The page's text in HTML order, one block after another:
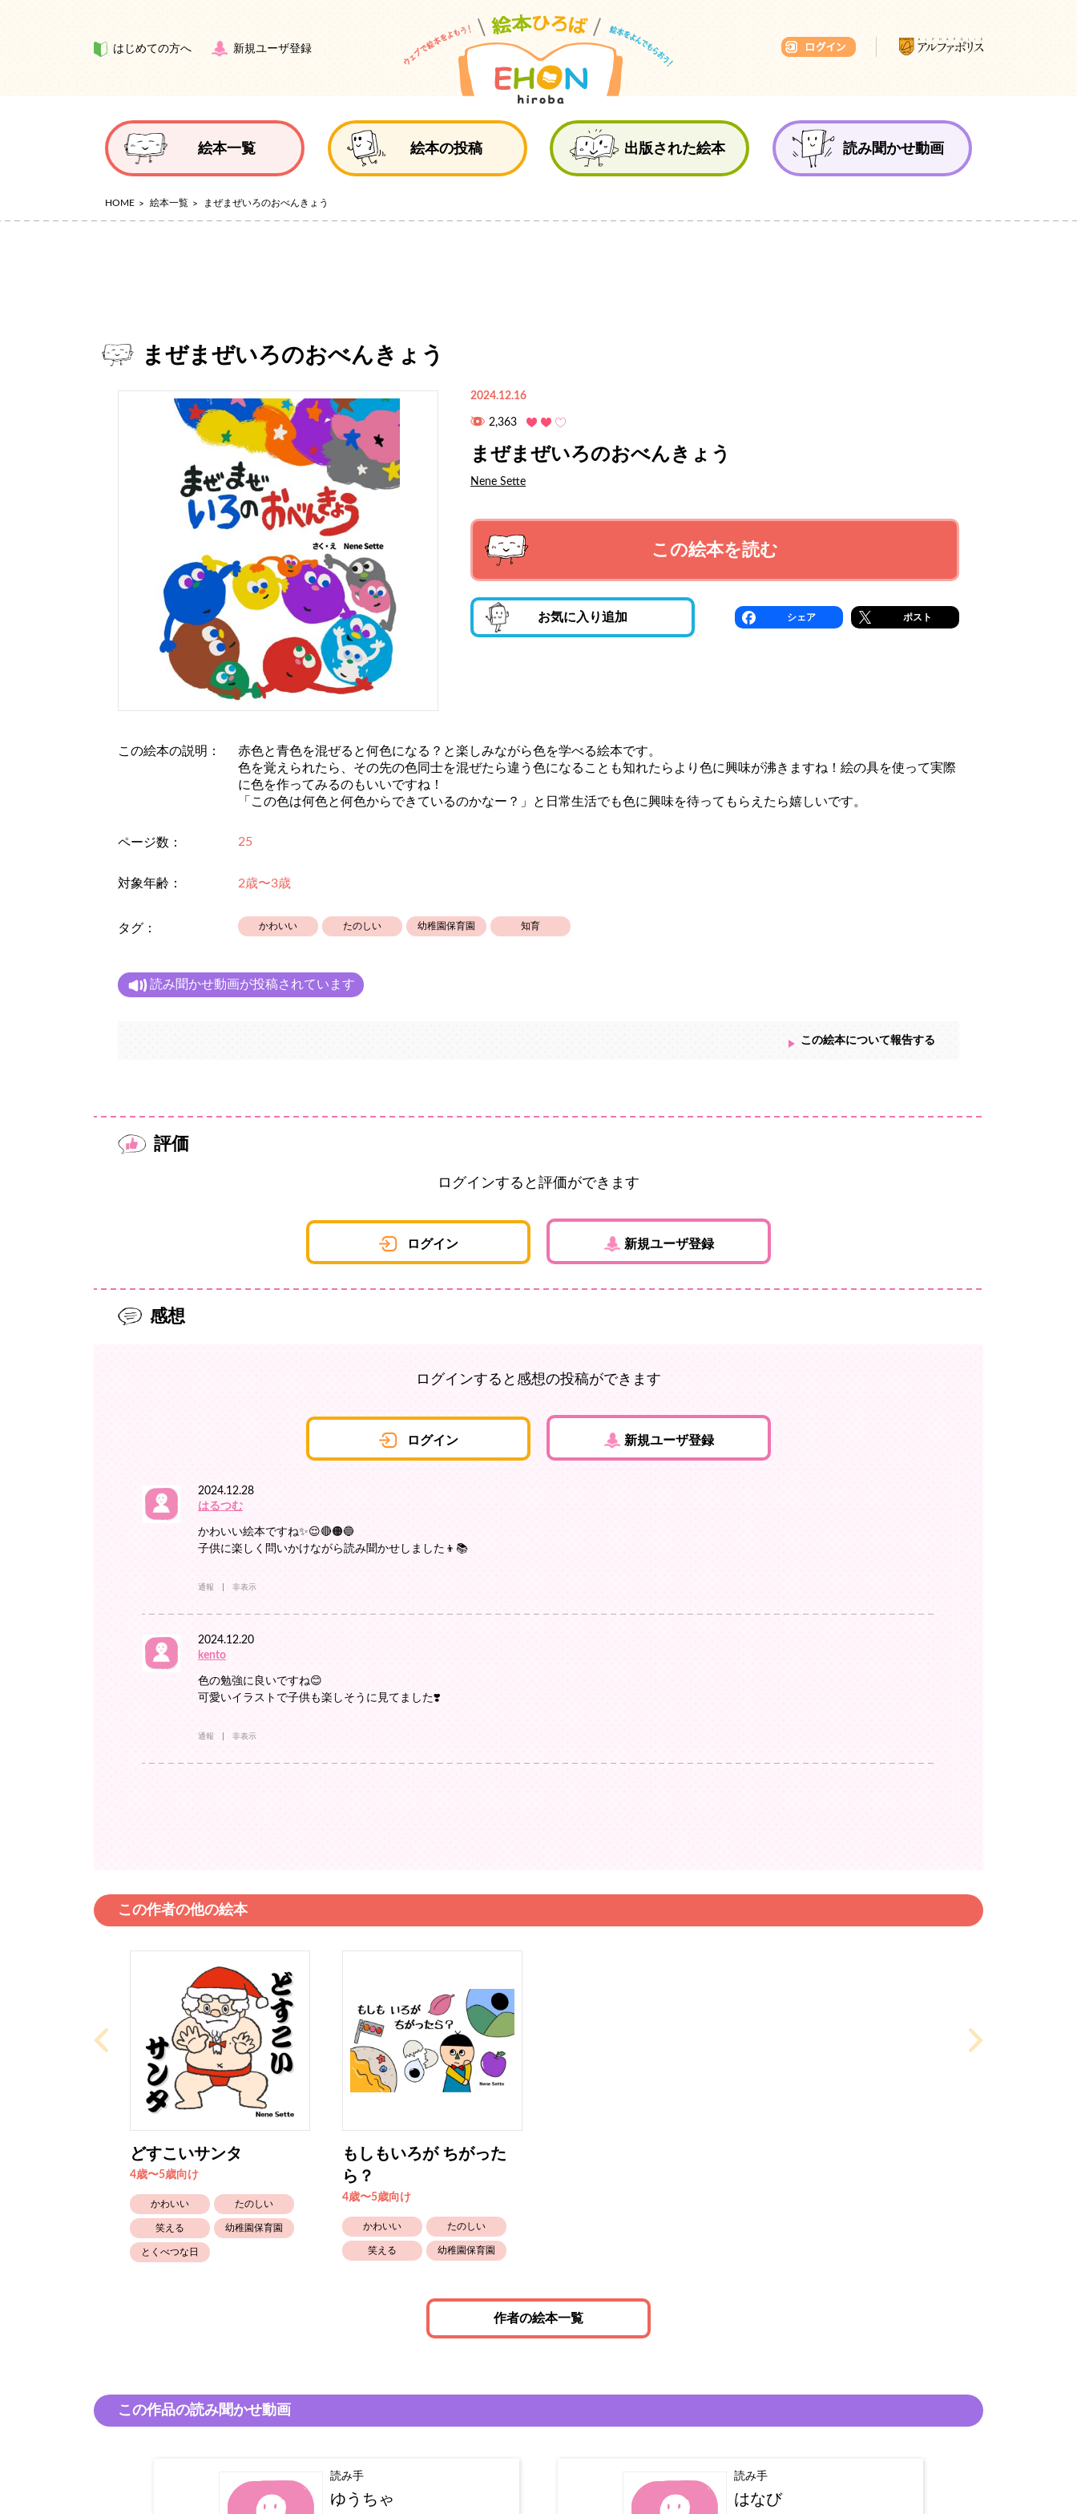
はじめての方へ 新規ユーザ登録
絵本一覧 絵本の投稿 出版された絵本 読み聞かせ動画
HOME 絵本一覧 まぜまぜいろのおべんきょう
まぜまぜいろのおべんきょう
2024.12.16
2,363
まぜまぜいろのおべんきょう
Nene Sette
この絵本を読む
お気に入り追加 シェア ポスト
この絵本の説明：
赤色と青色を混ぜると何色になる？と楽しみながら色を学べる絵本です。
色を覚えられたら、その先の色同士を混ぜたら違う色になることも知れたらより色に興味が沸きますね！絵の具を使って実際
に色を作ってみるのもいいですね！
「この色は何色と何色からできているのかなー？」と日常生活でも色に興味を待ってもらえたら嬉しいです。
ページ数： 25
対象年齢： 2歳〜3歳
タグ： かわいい たのしい 幼稚園保育園 知育
読み聞かせ動画が投稿されています
この絵本について報告する
評価
ログインすると評価ができます
ログイン 新規ユーザ登録
感想
ログインすると感想の投稿ができます
ログイン 新規ユーザ登録
2024.12.28
はるつむ
かわいい絵本ですね✨😌🔴🟠🔵
子供に楽しく問いかけながら読み聞かせしました👦📚
通報 非表示
2024.12.20
kento
色の勉強に良いですね😊
可愛いイラストで子供も楽しそうに見てました❣️
通報 非表示
この作者の他の絵本
どすこいサンタ
4歳〜5歳向け
かわいい たのしい
笑える 幼稚園保育園
とくべつな日
もしもいろが ちがった
ら？
4歳〜5歳向け
かわいい たのしい
笑える 幼稚園保育園
作者の絵本一覧
この作品の読み聞かせ動画
読み手
ゆうちゃ
読み手
はなび